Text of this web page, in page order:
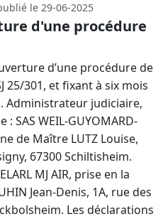
le 29-06-2025
d'une procédure
d’une procédure de
25/301, et fixant à six mois
Administrateur judiciaire,
: SAS WEIL-GUYOMARD-
de Maître LUTZ Louise,
67300 Schiltisheim.
MJ AIR, prise en la
Jean-Denis, 1A, rue des
Les déclarations